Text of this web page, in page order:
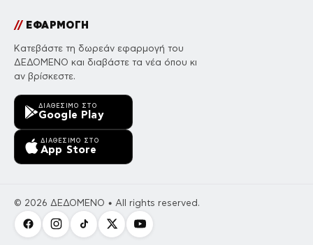
//ΕΦΑΡΜΟΓΗ
Κατεβάστε τη δωρεάν εφαρμογή του
ΔΕΔΟΜΕΝΟ και διαβάστε τα νέα όπου κι
αν βρίσκεστε.
ΔΙΑΘΈΣΙΜΟ ΣΤΟ
Google Play
ΔΙΑΘΈΣΙΜΟ ΣΤΟ
App Store
© 2026 ΔΕΔΟΜΕΝΟ • All rights reserved.